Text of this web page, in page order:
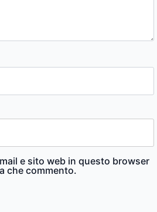
e sito web in questo browser
che commento.